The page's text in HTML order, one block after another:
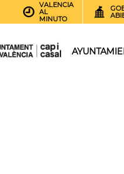
VALENCIA
AL
MINUTO